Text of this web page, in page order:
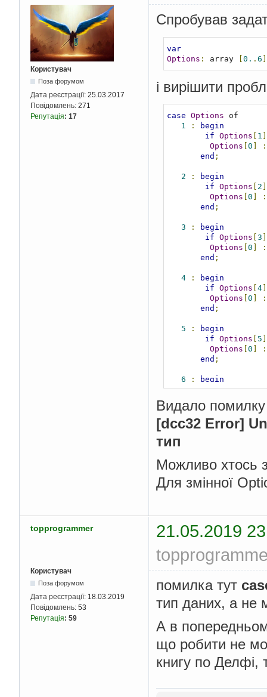
Користувач
Поза форумом
Дата реєстрації: 25.03.2017
Повідомлень: 271
Репутація: 17
Спробував
var
Options : array [0. . 6 ]
і вирішити
case Options of
1
:
begin
if Options 1
Options 0
end ;
2 :
begin
if Options 2
Options 0
end ;
3 :
begin
if Options 3
Options 0
end ;
4 :
begin
if Options 4]
Options 0
end ;
5 :
begin
if Options 5
Options 0
end ;
6 :
begin
if Options[6]
end
else
Видало помилку
[dcc32 Error]
тип
Можливо хтось
Для змінної
topprogrammer
21.05.2019
Користувач
Поза форумом
Дата реєстрації: 18.03.2019
Повідомлень: 53
Репутація: 59
помилка тут
тип даних, а не
А в
що робити не
книгу по Делфі,